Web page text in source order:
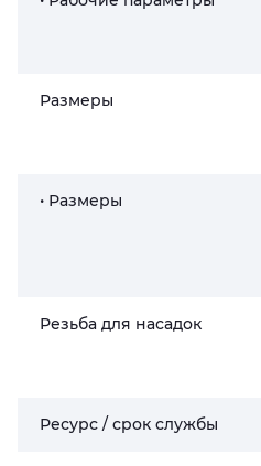
Размеры
• Размеры
Резьба для насадок
Ресурс / срок службы